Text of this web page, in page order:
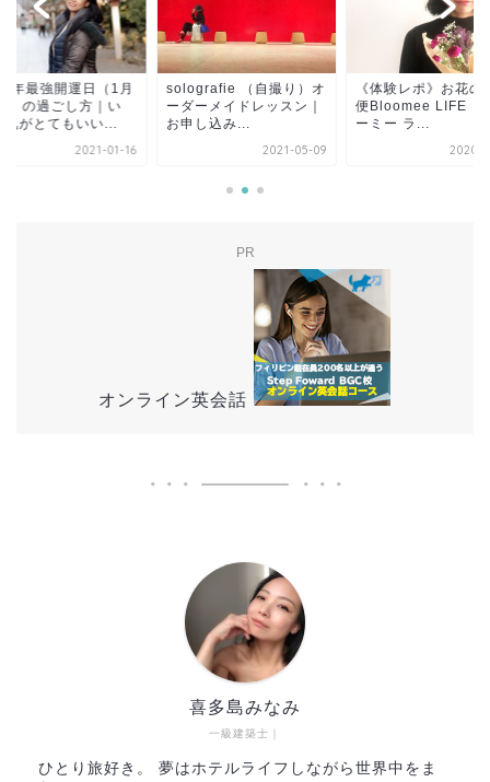
（自撮り）オ
ーメイドレッスン｜
し込み...
2021-05-09
《体験レポ》お花の定期
便Bloomee LIFE （ブル
ーミー ラ...
2020-12-29
2021年最強開運日
16日）の過ごし方｜
ま、気がとてもいい
2021-
PR
オンライン英会話
一級建築士｜
喜多島みなみ
ひとり旅好き。 夢はホテルライフしながら世界中をま